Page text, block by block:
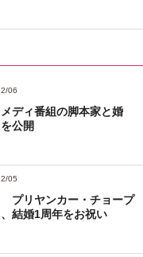
06
ディ番組の脚本家と婚
公開
05
プリヤンカー・チョープ
結婚1周年をお祝い